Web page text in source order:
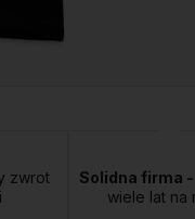
zwrot
Solidna firma -
wiele lat na